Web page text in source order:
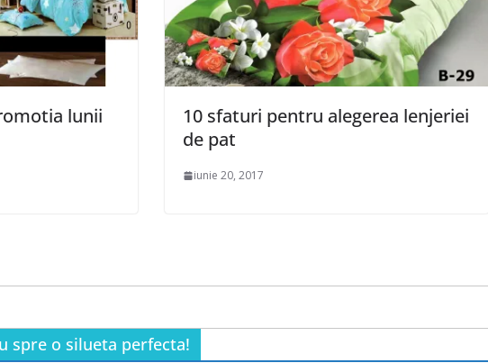
lunii
10 sfaturi pentru alegerea lenjeriei
de pat
iunie 20, 2017
spre o silueta perfecta!